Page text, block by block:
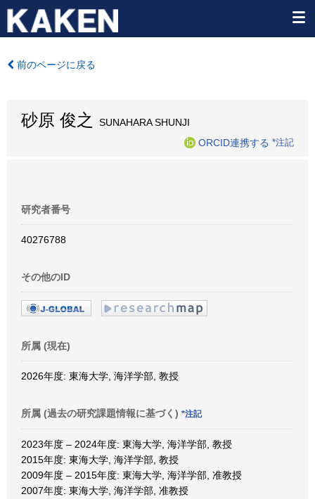
前のページに戻る
砂原 俊之
SUNAHARA SHUNJI
ORCID連携する *注記
研究者番号
40276788
その他のID
所属 (現在)
2026年度: 東海大学, 海洋学部, 教授
所属 (過去の研究課題情報に基づく) *注記
2023年度 – 2024年度: 東海大学, 海洋学部, 教授
2015年度: 東海大学, 海洋学部, 教授
2009年度 – 2015年度: 東海大学, 海洋学部, 准教授
2007年度: 東海大学, 海洋学部, 准教授